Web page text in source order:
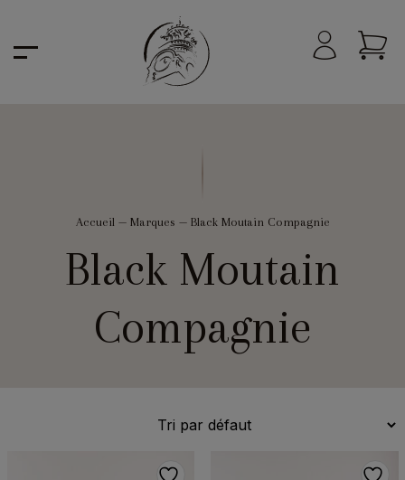
Accueil — Marques — Black Moutain Compagnie
Black Moutain
Compagnie